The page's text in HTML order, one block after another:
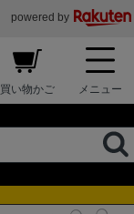
powered by
買い物かご メニュー